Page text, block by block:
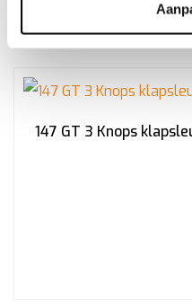
147 GT 3 Knops